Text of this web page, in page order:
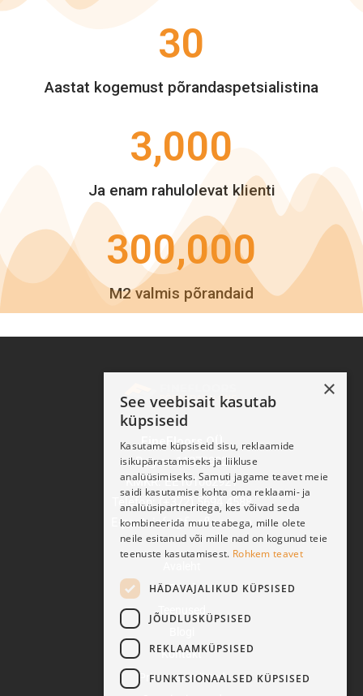
Aastat kogemust põrandaspetsialistina
30
Ja enam rahulolevat klienti
3,000
M2 valmis põrandaid
300,000
FineFloors OÜ
Reg nr: 11270932
KMKR: EE101062921
Telefon: (+372) 5694 4588
E-post: info@finefloors.ee
Pood
Teenused
Kontakt
Privaatsussätted
×
See veebisait kasutab
küpsiseid
Kasutame küpsiseid sisu, reklaamide
isikupärastamiseks ja liikluse
analüüsimiseks. Samuti jagame teavet meie
saidi kasutamise kohta oma reklaami- ja
analüüsipartneritega, kes võivad seda
kombineerida muu teabega, mille olete
neile esitanud või mille nad on kogunud teie
teenuste kasutamisest. Rohkem teavet
HÄDAVAJALIKUD KÜPSISED
JÕUDLUSKÜPSISED
REKLAAMKÜPSISED
FUNKTSIONAALSED KÜPSISED